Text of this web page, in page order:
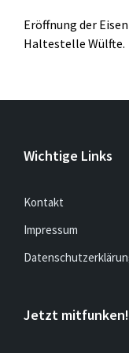
Eröffnung der
Haltestelle Wülfte.
Wichtige Links
Kontakt
Impressum
Jetzt mitfunken!